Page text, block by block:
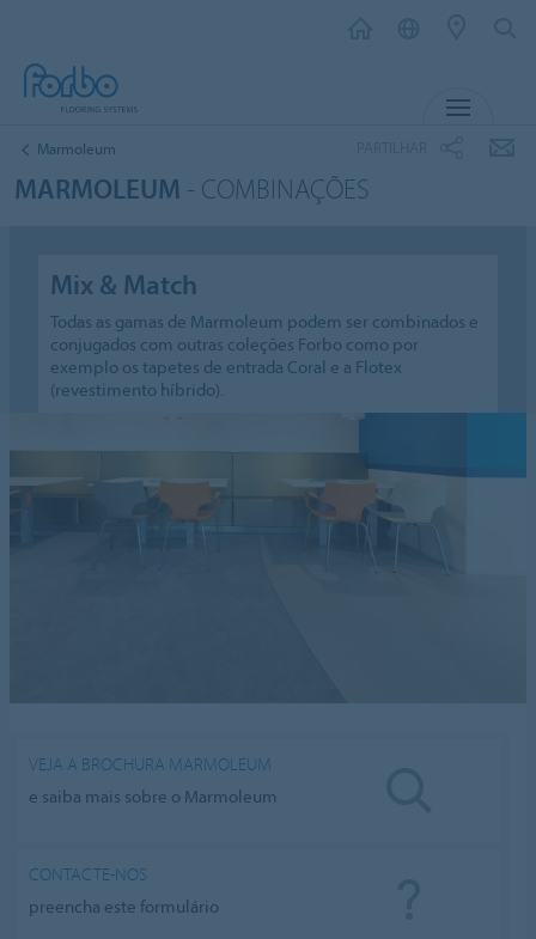
Marmoleum
MARMOLEUM - COMBINAÇÕES
Mix & Match
Todas as gamas de Marmoleum podem ser combinados e
conjugados com outras coleções Forbo como por
exemplo os tapetes de entrada Coral e a Flotex
(revestimento híbrido).
VEJA A BROCHURA MARMOLEUM
e saiba mais sobre o Marmoleum
CONTACTE-NOS
preencha este formulário